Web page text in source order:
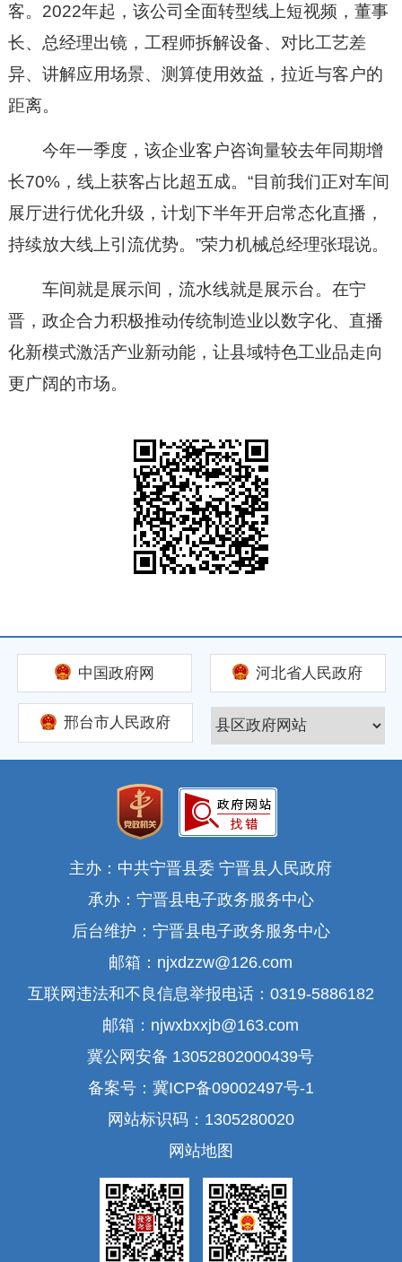
客。2022年起，该公司全面转型线上短视频，董事
长、总经理出镜，工程师拆解设备、对比工艺差
异、讲解应用场景、测算使用效益，拉近与客户的
距离。
今年一季度，该企业客户咨询量较去年同期增
长70%，线上获客占比超五成。“目前我们正对车间
展厅进行优化升级，计划下半年开启常态化直播，
持续放大线上引流优势。”荣力机械总经理张琨说。
车间就是展示间，流水线就是展示台。在宁
晋，政企合力积极推动传统制造业以数字化、直播
化新模式激活产业新动能，让县域特色工业品走向
更广阔的市场。
中国政府网 河北省人民政府
邢台市人民政府
主办：中共宁晋县委 宁晋县人民政府
承办：宁晋县电子政务服务中心
后台维护：宁晋县电子政务服务中心
邮箱：njxdzzw@126.com
互联网违法和不良信息举报电话：0319-5886182
邮箱：njwxbxxjb@163.com
冀公网安备 13052802000439号
备案号：冀ICP备09002497号-1
网站标识码：1305280020
网站地图